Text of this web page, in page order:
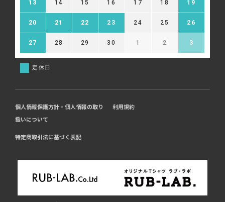
13 14 15 16 17 18 19
20 21 22 23 24 25 26
27 28 29 30 1 2 3
定休日
個人情報保護方針・個人情報の取り
扱いについて
利用規約
特定商取引法に基づく表記